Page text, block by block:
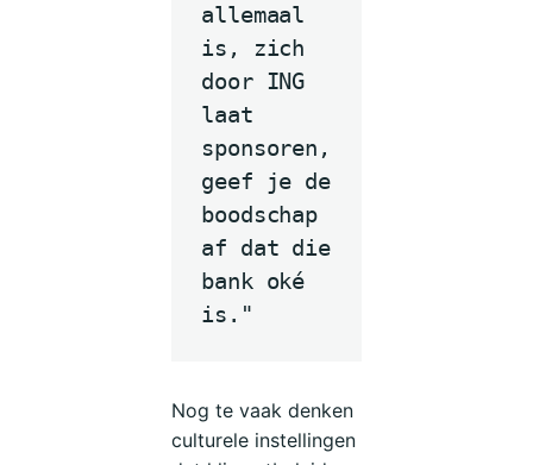
allemaal
is, zich
door ING
laat
sponsoren,
geef je de
boodschap
af dat die
bank oké
is."
Nog te vaak denken
culturele instellingen